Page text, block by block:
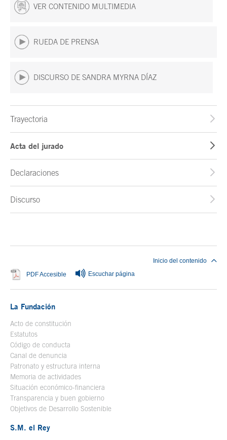
VER CONTENIDO MULTIMEDIA
RUEDA DE PRENSA
DISCURSO DE SANDRA MYRNA DÍAZ
Trayectoria
Acta del jurado
Declaraciones
Discurso
PDF Accesible Se abre en ventana nueva
Escuchar página
Inicio del contenido
La Fundación
Acto de constitución
Estatutos
Código de conducta
Canal de denuncia
Patronato y estructura interna
Memoria de actividades
Situación económico-financiera
Transparencia y buen gobierno
Objetivos de Desarrollo Sostenible
S.M. el Rey